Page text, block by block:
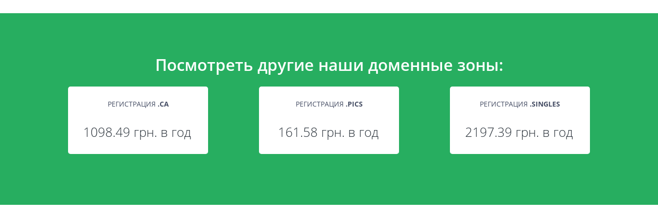
Посмотреть другие наши доменные зоны:
РЕГИСТРАЦИЯ .CA
1098.49 грн. в год
РЕГИСТРАЦИЯ .PICS
161.58 грн. в год
РЕГИСТРАЦИЯ .SINGLES
2197.39 грн. в год